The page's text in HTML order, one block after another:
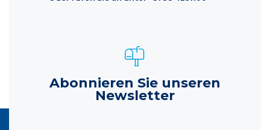
Abonnieren Sie unseren
Newsletter